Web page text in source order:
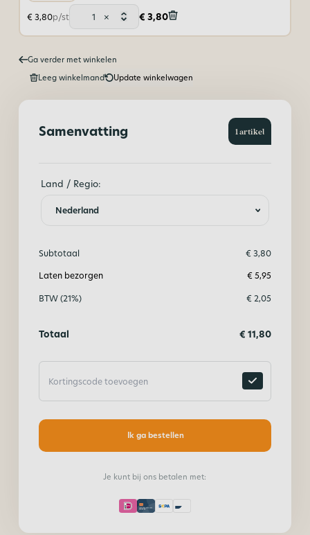
€3,80p/st
Trespa
®
schroef
dennengroen
10
× € 3,80
Ga verder met winkelen
Leeg winkelmand
Update winkelwagen
Samenvatting 1 artikel
Land / Regio:
Subtotaal € 3,80
Laten bezorgen €5,95
BTW (21%) € 2,05
Totaal € 11,80
Ik ga bestellen
Je kunt bij ons betalen met: